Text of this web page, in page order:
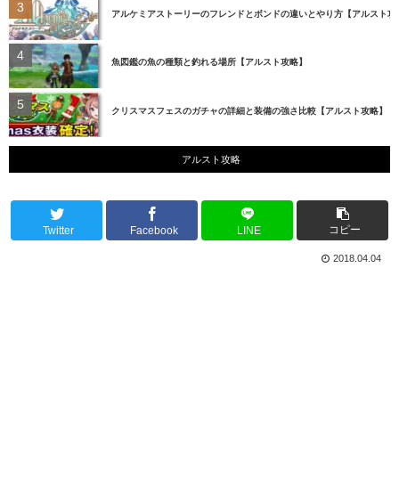
アルケミアストーリーのフレンドとボンドの違いとやり方【アルスト攻
魚図鑑の魚の種類と釣れる場所【アルスト攻略】
クリスマスフェスのガチャの詳細と装備の強さ比較【アルスト攻略】
アルスト攻略
Twitter Facebook LINE コピー
2018.04.04